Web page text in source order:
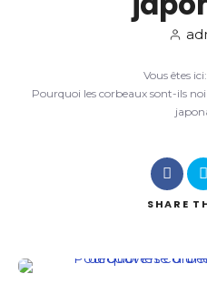
Vous êtes ici:
Pourquoi les corbeaux sont-ils
SHARE